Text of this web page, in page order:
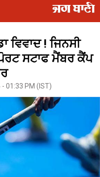
ਵਿਵਾਦ ! ਜਿਨਸੀ
ਸਟਾਫ ਮੈਂਬਰ ਕੈਂਪ
01:33 PM (IST)